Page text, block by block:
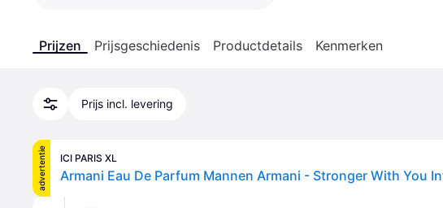
Prijzen Prijsgeschiedenis Productdetails Kenmerken
Prijs incl. levering
advertentie ICI PARIS XL